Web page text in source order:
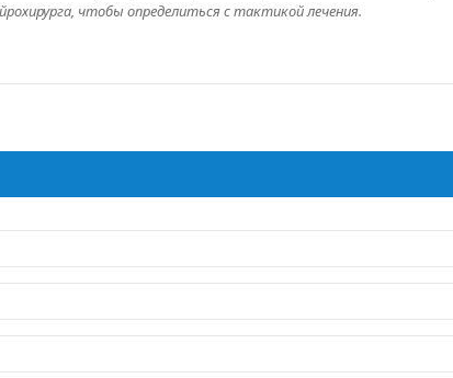
чтобы определиться с тактикой лечения.